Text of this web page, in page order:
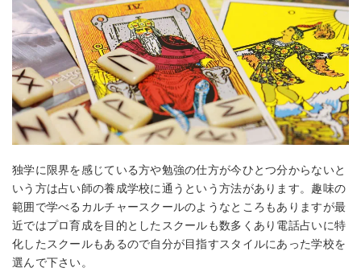
独学に限界を感じている方や勉強の仕方が今ひとつ分からないと
いう方は占い師の養成学校に通うという方法があります。趣味の
範囲で学べるカルチャースクールのようなところもありますが最
近ではプロ育成を目的としたスクールも数多くあり電話占いに特
化したスクールもあるので自分が目指すスタイルにあった学校を
選んで下さい。